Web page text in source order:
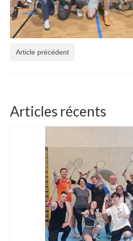
Article précédent
Articles récents